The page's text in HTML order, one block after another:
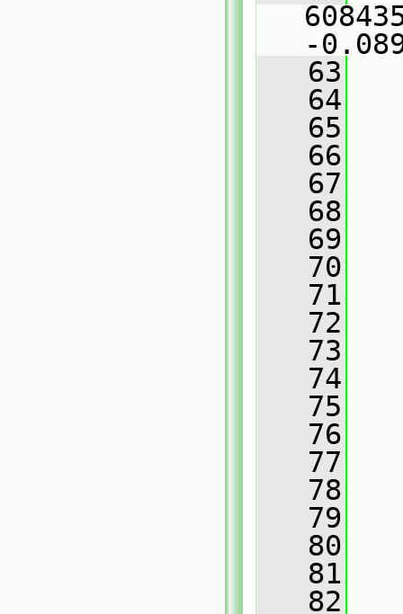
-
   63
   64
   65
   66
   67
   68
   69
   70
   71
   72
   73
   74
   75
   76
   77
   78
   79
   80
   81
   82